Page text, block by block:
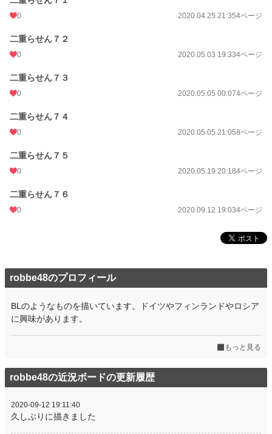
0 2020.04.25 21:354ページ
二重らせん７２
0 2020.05.03 19:334ページ
二重らせん７３
0 2020.05.05 00:074ページ
二重らせん７４
0 2020.05.05 21:058ページ
二重らせん７５
0 2020.05.19 20:184ページ
二重らせん７６
0 2020.09.12 19:034ページ
robbe48のプロフィール
BLのようなものを描いています。ドイツやフィンランドやロシア
に興味があります。
もっと見る
robbe48の近況ボードの更新履歴
2020-09-12 19:11:40
久しぶりに描きました